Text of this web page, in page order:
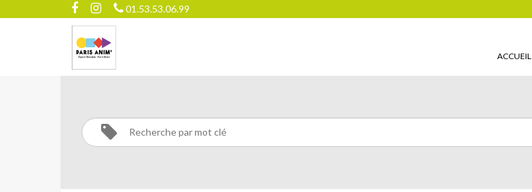
01.53.53.06.99
ACCUEIL
ARTS
DU